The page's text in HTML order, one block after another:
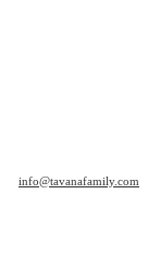
info@tavanafamily.com